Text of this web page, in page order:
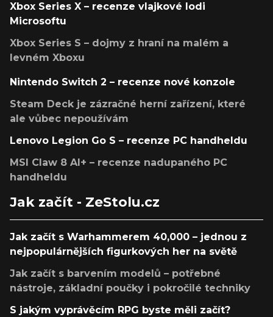
Xbox Series X – recenze vlajkové lodi
Microsoftu
Xbox Series S – dojmy z hraní na malém a
levném Xboxu
Nintendo Switch 2 – recenze nové konzole
Steam Deck je zázračné herní zařízení, které
ale vůbec nepoužívám
Lenovo Legion Go S – recenze PC handheldu
MSI Claw 8 AI+ – recenze nadupaného PC
handheldu
Jak začít - ZeStolu.cz
Jak začít s Warhammerem 40,000 – jednou z
nejpopulárnějších figurkových her na světě
Jak začít s barvením modelů – potřebné
nástroje, základní poučky i pokročilé techniky
S jakým vyprávěcím RPG byste měli začít?